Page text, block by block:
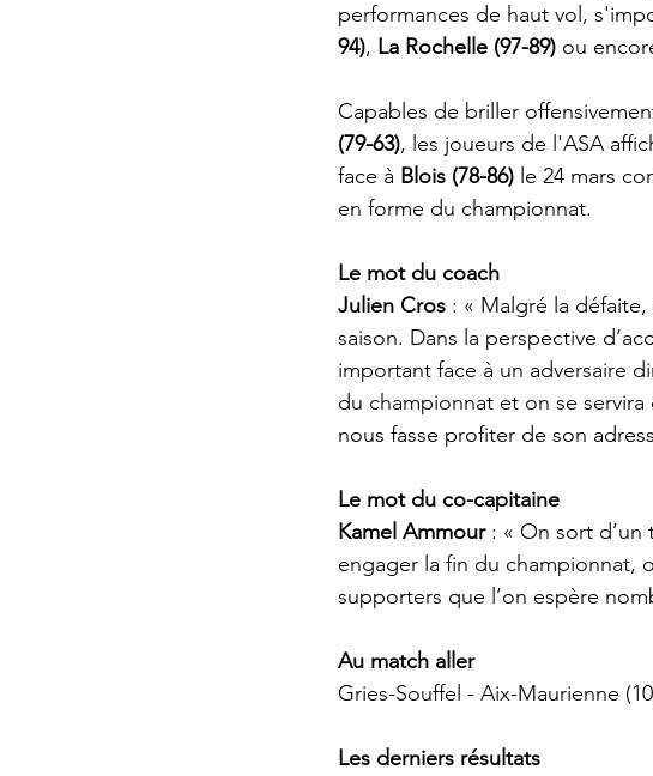
performances de haut vol,
94), La Rochelle (97-89) ou
Capables de briller
(79-63), les joueurs de l'ASA
face à Blois (78-86) le 24 mars
en forme du championnat.
Le mot du coach
Julien Cros : « Malgré la
saison. Dans la perspective
important face à un adversaire
du championnat et on se
nous fasse profiter de son
Le mot du co-capitaine
Kamel Ammour : « On sort d’un
engager la fin du championnat,
supporters que l’on espère
Au match aller
Gries-Souffel - Aix-Maurienne
Les derniers résultats